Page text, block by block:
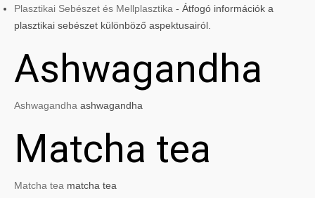
Plasztikai Sebészet és Mellplasztika - Átfogó információk a
plasztikai sebészet különböző aspektusairól.
Ashwagandha
Ashwagandha ashwagandha
Matcha tea
Matcha tea matcha tea